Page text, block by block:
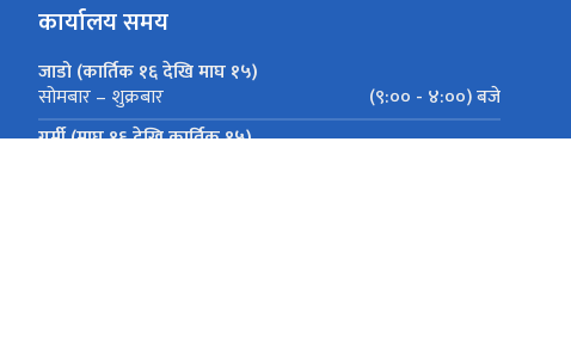
कार्यालय समय
जाडो (कार्तिक १६ देखि माघ १५)
सोमबार – शुक्रबार
(९:०० - ४:००) बजे
गर्मी (माघ १६ देखि कार्तिक १५)